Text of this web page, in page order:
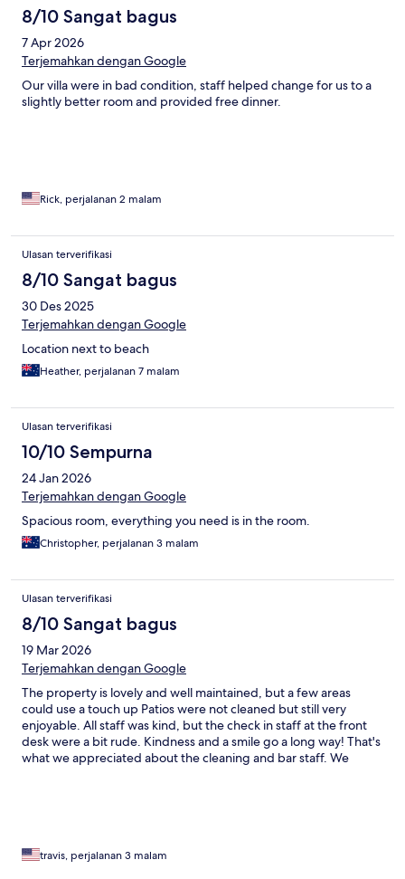
8/10 Sangat bagus
7 Apr 2026
Terjemahkan dengan Google
Our villa were in bad condition, staff helped change for us to a
slightly better room and provided free dinner.
Rick, perjalanan 2 malam
Ulasan terverifikasi
8/10 Sangat bagus
30 Des 2025
Terjemahkan dengan Google
Location next to beach
Heather, perjalanan 7 malam
Ulasan terverifikasi
10/10 Sempurna
24 Jan 2026
Terjemahkan dengan Google
Spacious room, everything you need is in the room.
Christopher, perjalanan 3 malam
Ulasan terverifikasi
8/10 Sangat bagus
19 Mar 2026
Terjemahkan dengan Google
The property is lovely and well maintained, but a few areas
could use a touch up Patios were not cleaned but still very
enjoyable. All staff was kind, but the check in staff at the front
desk were a bit rude. Kindness and a smile go a long way! That's
what we appreciated about the cleaning and bar staff. We
travis, perjalanan 3 malam